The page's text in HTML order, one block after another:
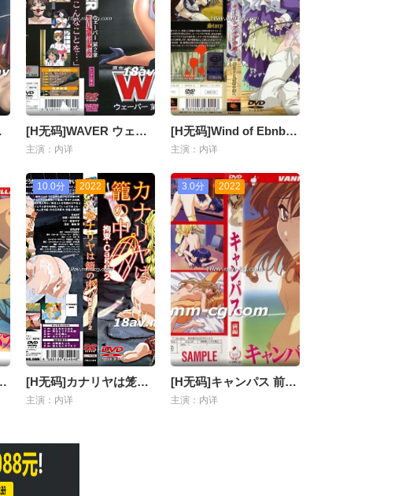
-01 [H无码]WAVER ウェーバー-02
主演：内详
[H无码]Wind of Ebnbourg エーベンブルグの风 第二章「里切りと嫉妬の海へ」
主演：内详
パス 后编
10.0分 2022
[H无码]カナリヤは笼の中-02
主演：内详
3.0分 2022
[H无码]キャンパス 前编
主演：内详